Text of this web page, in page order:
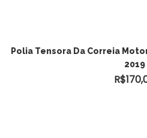
Polia Tensora Da Correia
2019
R$